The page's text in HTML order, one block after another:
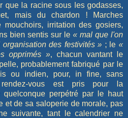
que la racine sous les godasses,
mais du chardon ! Marches
mouchoirs, irritation des gosiers,
bien sentis sur le « mal que l'on
organisation des festivités » ; le«
opprimés », chacun vantant le
probablement fabriqué par le
ou indien, pour, in fine, sans
rendez-vous est pris pour la
quelconque perpétré par le haut
et de sa saloperie de morale, pas
suivante, tant le calendrier ne